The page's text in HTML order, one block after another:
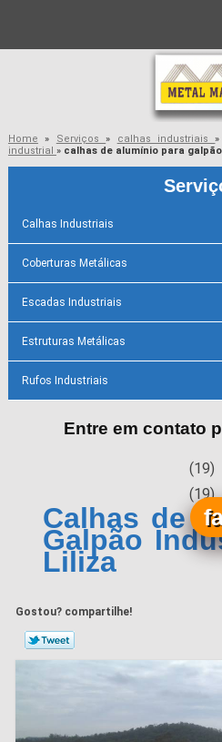
Home » Serviços» calhas industriais»
industrial » calhas de alumínio para
Calhas Industriais
Coberturas Metálicas
Escadas Industriais
Estruturas Metálicas
Rufos Industriais
Entre em contato
(19)
(19)
Calhas de
Galpão
Liliza
Gostou? compartilhe!